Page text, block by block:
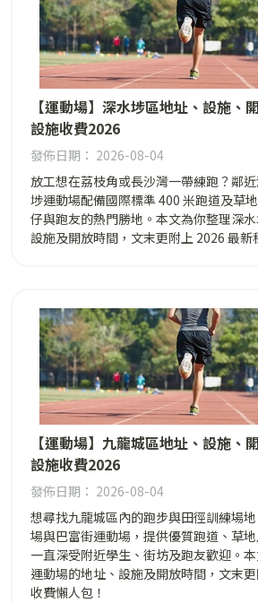
【運動場】深水埗區地址、設施、
設施收費2026
發佈日期： 2026-08-04
放工想在荔枝角或長沙灣一帶練跑？鄰
埗運動場配備國際標準 400 米跑道及草
仔與跑友的熱門勝地。本文為你整理深
設施及開放時間，文末更附上 2026 最新
【運動場】九龍城區地址、設施、
設施收費2026
發佈日期： 2026-08-04
想尋找九龍城區內的跑步與田徑訓練場
場與巴富街運動場，提供優質跑道、草
一直深受附近學生、街坊及跑友歡迎。
運動場的地址、設施及開放時間，文末
收費懶人包！